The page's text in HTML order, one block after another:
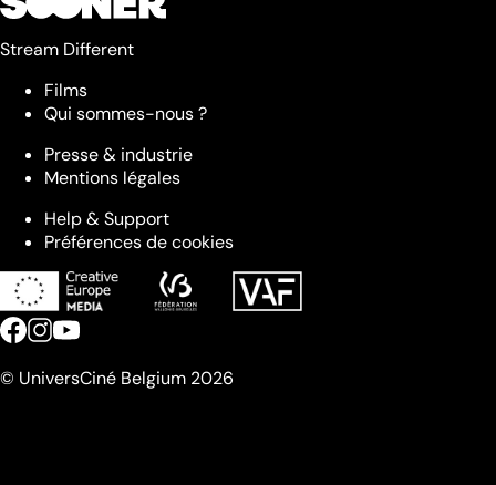
Stream Different
Films
Qui sommes-nous ?
Presse & industrie
Mentions légales
Help & Support
Préférences de cookies
© UniversCiné Belgium 2026